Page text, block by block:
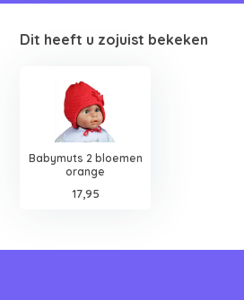
Dit heeft u zojuist bekeken
Babymuts 2 bloemen
orange
17,95